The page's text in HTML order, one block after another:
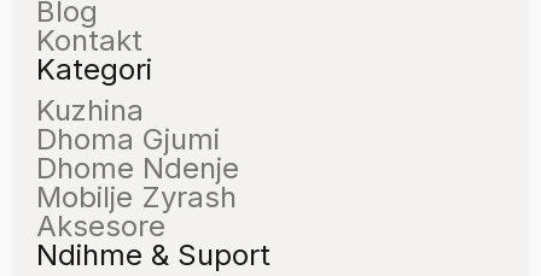
Blog
Kontakt
Kategori
Kuzhina
Dhoma Gjumi
Dhome Ndenje
Mobilje Zyrash
Aksesore
Ndihme & Suport